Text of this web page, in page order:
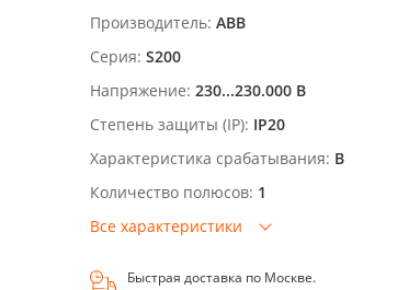
Производитель: ABB
Серия: S200
Напряжение: 230...230.000 В
Степень защиты (IP): IP20
Характеристика срабатывания: B
Количество полюсов: 1
Все характеристики
Быстрая доставка по Москве.